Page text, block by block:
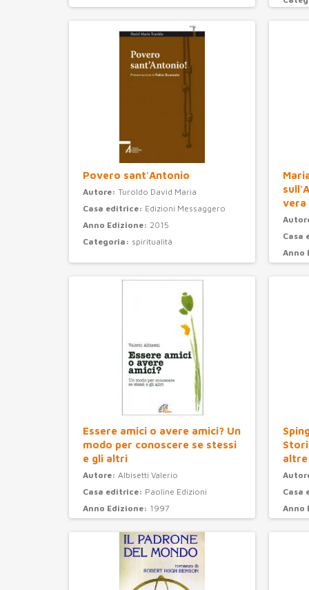
Povero sant'Antonio
Autore: Turoldo David Maria
Casa editrice: Edizioni Messaggero
Anno Edizione: 2015
Categoria: spiritualità
vera
Casa
Anno
Essere amici o avere amici? Un
modo per conoscere se stessi
e gli altri
Autore: Albisetti Valerio
Casa editrice: Paoline Edizioni
Anno Edizione: 1997
Casa
Anno